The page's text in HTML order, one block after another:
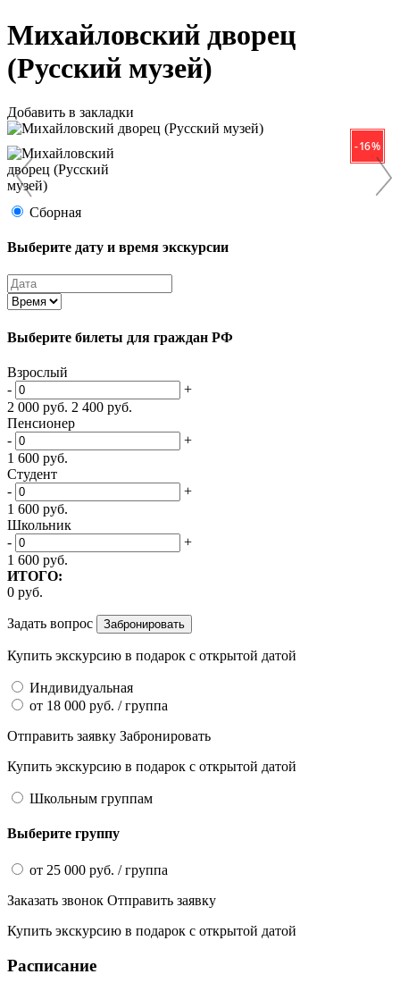
Михайловский дворец
(Русский музей)
Добавить в закладки
- 16 %
Сборная
Выберите дату и время экскурсии
Выберите билеты для граждан РФ
Взрослый
-
+
2 000 руб. 2 400 руб.
Пенсионер
-
+
1 600 руб.
Студент
-
+
1 600 руб.
Школьник
-
+
1 600 руб.
ИТОГО:
0 руб.
Задать вопрос
Купить экскурсию в подарок с открытой датой
Индивидуальная
от 18 000 руб. / группа
Отправить заявку Забронировать
Купить экскурсию в подарок с открытой датой
Школьным группам
Выберите группу
от 25 000 руб. / группа
Заказать звонок Отправить заявку
Купить экскурсию в подарок с открытой датой
Расписание